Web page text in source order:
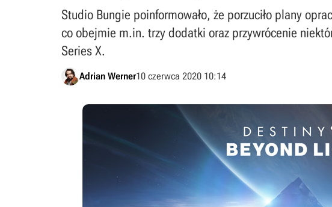
Studio Bungie poinformowało, że porzuciło plany
co obejmie m.in. trzy dodatki oraz przywrócenie
Series X.
Adrian Werner10 czerwca 2020 10:14